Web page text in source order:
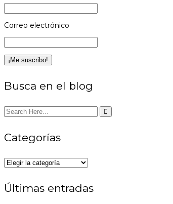
Correo electrónico
Busca en el blog
Categorías
Categorías
Últimas entradas